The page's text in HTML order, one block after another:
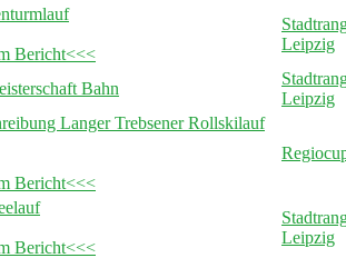
Bericht<<<
Leipzig
Bahn
Leipzig
Langer Trebsener Rollskilauf
Bericht<<<
Bericht<<<
Leipzig